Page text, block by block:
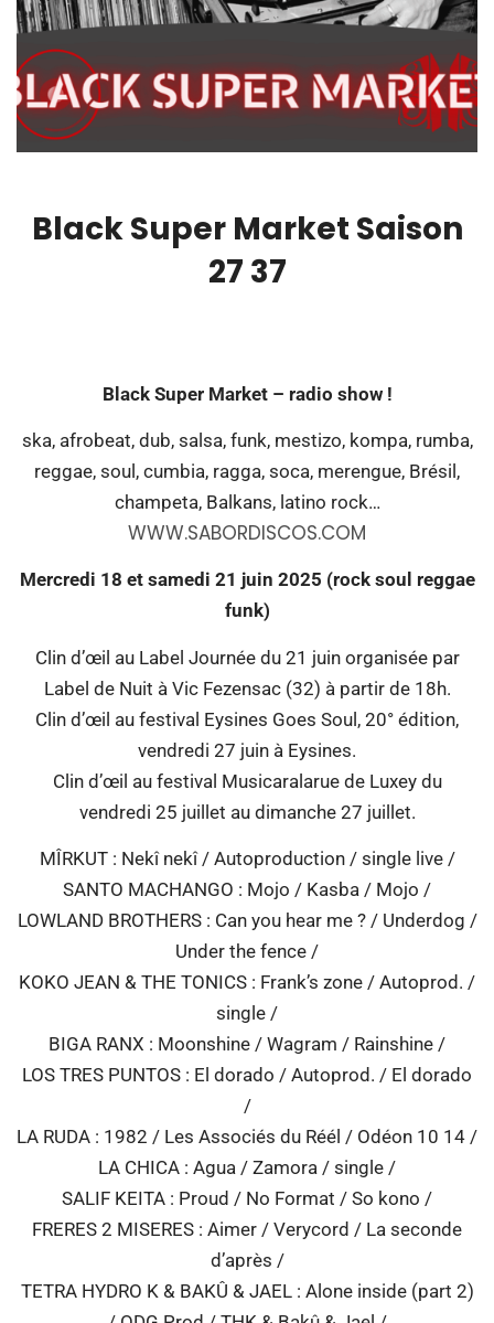
Black Super Market Saison
27 37
Black Super Market – radio show !
ska, afrobeat, dub, salsa, funk, mestizo, kompa, rumba,
reggae, soul, cumbia, ragga, soca, merengue, Brésil,
champeta, Balkans, latino rock…
WWW.SABORDISCOS.COM
Mercredi 18 et samedi 21 juin 2025 (rock soul reggae
funk)
Clin d’œil au Label Journée du 21 juin organisée par
Label de Nuit à Vic Fezensac (32) à partir de 18h.
Clin d’œil au festival Eysines Goes Soul, 20° édition,
vendredi 27 juin à Eysines.
Clin d’œil au festival Musicaralarue de Luxey du
vendredi 25 juillet au dimanche 27 juillet.
MÎRKUT : Nekî nekî / Autoproduction / single live /
SANTO MACHANGO : Mojo / Kasba / Mojo /
LOWLAND BROTHERS : Can you hear me ? / Underdog /
Under the fence /
KOKO JEAN & THE TONICS : Frank’s zone / Autoprod. /
single /
BIGA RANX : Moonshine / Wagram / Rainshine /
LOS TRES PUNTOS : El dorado / Autoprod. / El dorado
/
LA RUDA : 1982 / Les Associés du Réél / Odéon 10 14 /
LA CHICA : Agua / Zamora / single /
SALIF KEITA : Proud / No Format / So kono /
FRERES 2 MISERES : Aimer / Verycord / La seconde
d’après /
TETRA HYDRO K & BAKÛ & JAEL : Alone inside (part 2)